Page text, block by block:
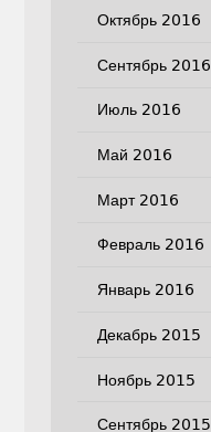
Октябрь 2016
Сентябрь 2016
Июль 2016
Май 2016
Март 2016
Февраль 2016
Январь 2016
Декабрь 2015
Ноябрь 2015
Сентябрь 2015